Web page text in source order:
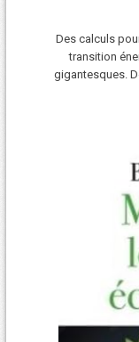
Des calculs
transition
gigantesques.